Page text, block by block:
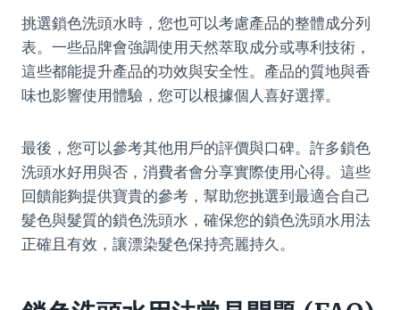
挑選鎖色洗頭水時，您也可以考慮產品的整體成分列
表。一些品牌會強調使用天然萃取成分或專利技術，
這些都能提升產品的功效與安全性。產品的質地與香
味也影響使用體驗，您可以根據個人喜好選擇。
最後，您可以參考其他用戶的評價與口碑。許多鎖色
洗頭水好用與否，消費者會分享實際使用心得。這些
回饋能夠提供寶貴的參考，幫助您挑選到最適合自己
髮色與髮質的鎖色洗頭水，確保您的鎖色洗頭水用法
正確且有效，讓漂染髮色保持亮麗持久。